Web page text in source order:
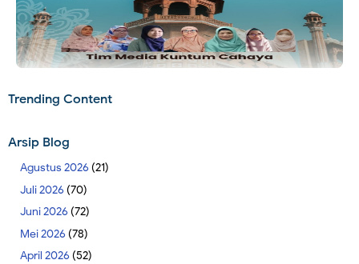
Trending Content
Arsip Blog
Agustus 2026 (21)
Juli 2026 (70)
Juni 2026 (72)
Mei 2026 (78)
April 2026 (52)